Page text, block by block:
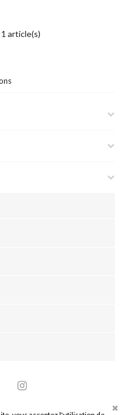
article(s)
Pinterest